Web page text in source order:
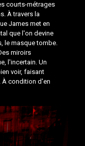
courts-métrages
À travers la
James met en
que l'on devine
le masque tombe.
miroirs
l'incertain. Un
voir, faisant
À condition d'en